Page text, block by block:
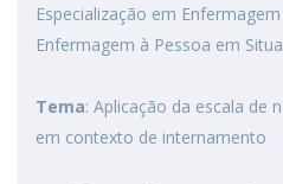
Especialização em
Enfermagem à Pessoa em
Tema: Aplicação da escala de
em contexto de internamento